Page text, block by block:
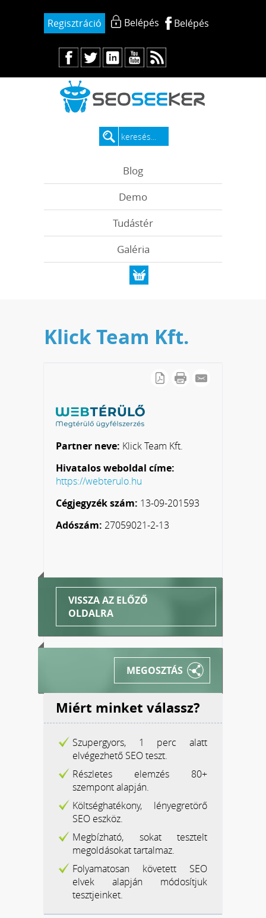
Regisztráció Belépés Belépés
Blog
Demo
Tudástér
Galéria
Klick Team Kft.
Partner neve: Klick Team Kft.
Hivatalos weboldal címe:
https://webterulo.hu
Cégjegyzék szám: 13-09-201593
Adószám: 27059021-2-13
VISSZA AZ ELŐZŐ
OLDALRA
MEGOSZTÁS
Miért minket válassz?
Szupergyors, 1 perc alatt
elvégezhető SEO teszt.
Részletes elemzés 80+
szempont alapján.
Költséghatékony, lényegretörő
SEO eszköz.
Megbízható, sokat tesztelt
megoldásokat tartalmaz.
Folyamatosan követett SEO
elvek alapján módosítjuk
tesztjeinket.